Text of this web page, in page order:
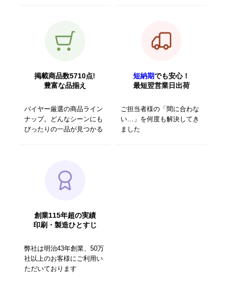
掲載商品数5710点!
豊富な品揃え
バイヤー厳選の商品ライン
ナップ。どんなシーンにも
ぴったりの一品が見つかる
短納期でも安心！
最短翌営業日出荷
ご担当者様の「間に合わな
い…」を何度も解決してき
ました
創業115年超の実績
印刷・製造ひとすじ
弊社は明治43年創業、50万
社以上のお客様にご利用い
ただいております